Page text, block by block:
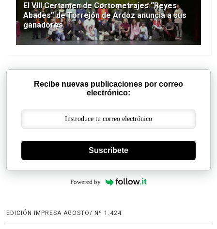
El VIII Certamen de Cortometrajes “Reyes
Abades” de Torrejón de Ardoz anuncia a sus
ganadores
Recibe nuevas publicaciones por correo
electrónico:
Suscríbete
Powered by
EDICIÓN IMPRESA AGOSTO/ Nº 1.424